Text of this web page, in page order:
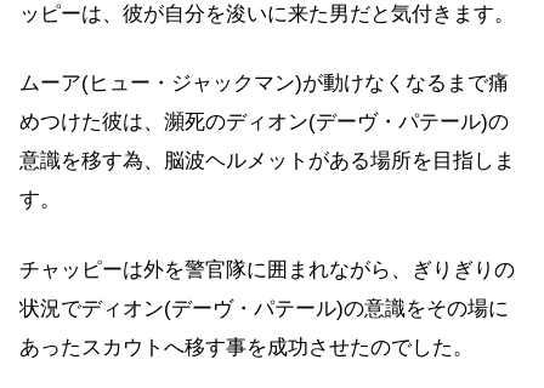
ッピーは、彼が自分を浚いに来た男だと気付きます。
ムーア(ヒュー・ジャックマン)が動けなくなるまで痛
めつけた彼は、瀕死のディオン(デーヴ・パテール)の
意識を移す為、脳波ヘルメットがある場所を目指しま
す。
チャッピーは外を警官隊に囲まれながら、ぎりぎりの
状況でディオン(デーヴ・パテール)の意識をその場に
あったスカウトへ移す事を成功させたのでした。